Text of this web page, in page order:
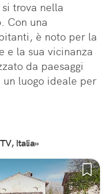
trova nella
Con una
è noto per la
e la sua vicinanza
da paesaggi
luogo ideale per
Italia»